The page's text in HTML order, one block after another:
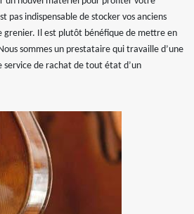
pas indispensable de stocker vos anciens
grenier. Il est plutôt bénéfique de mettre en
sommes un prestataire qui travaille d’une
service de rachat de tout état d’un